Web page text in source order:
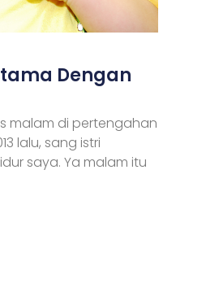
Dengan
malam di pertengahan
lalu, sang istri
saya. Ya malam itu